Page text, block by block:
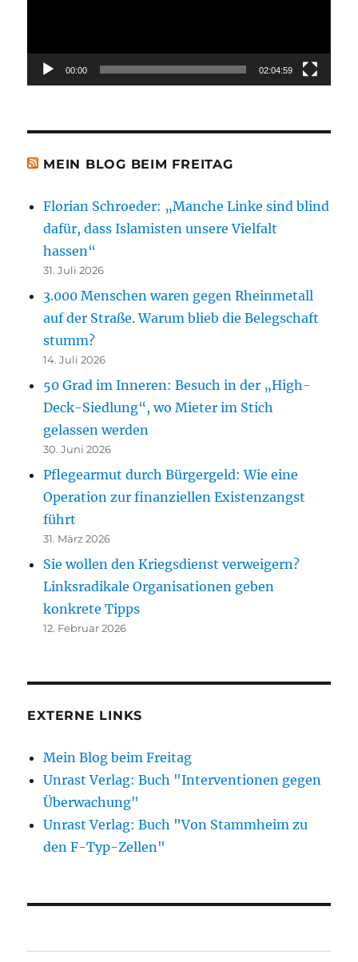
00:00 02:04:59
MEIN BLOG BEIM FREITAG
Florian Schroeder: „Manche Linke sind blind
dafür, dass Islamisten unsere Vielfalt
hassen“
31. Juli 2026
3.000 Menschen waren gegen Rheinmetall
auf der Straße. Warum blieb die Belegschaft
stumm?
14. Juli 2026
50 Grad im Inneren: Besuch in der „High-
Deck-Siedlung“, wo Mieter im Stich
gelassen werden
30. Juni 2026
Pflegearmut durch Bürgergeld: Wie eine
Operation zur finanziellen Existenzangst
führt
31. März 2026
Sie wollen den Kriegsdienst verweigern?
Linksradikale Organisationen geben
konkrete Tipps
12. Februar 2026
EXTERNE LINKS
Mein Blog beim Freitag
Unrast Verlag: Buch "Interventionen gegen
Überwachung"
Unrast Verlag: Buch "Von Stammheim zu
den F-Typ-Zellen"